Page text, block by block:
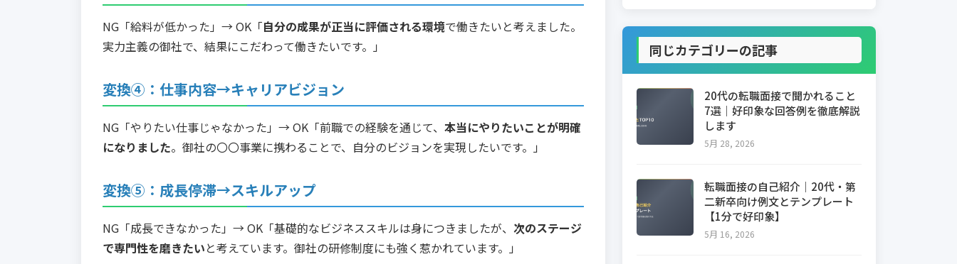
NG「給料が低かった」→ OK「自分の成果が正当に評価される環境で働きたいと考えました。
実力主義の御社で、結果にこだわって働きたいです。」
変換④：仕事内容→キャリアビジョン
NG「やりたい仕事じゃなかった」→ OK「前職での経験を通じて、 本当にやりたいことが明確
になりました。御社の〇〇事業に携わることで、自分のビジョンを実現したいです。」
変換⑤：成長停滞→スキルアップ
NG「成長できなかった」→ OK「基礎的なビジネススキルは身につきましたが、 次のステージ
で専門性を磨きたいと考えています。御社の研修制度にも強く惹かれています。」
同じカテゴリーの記事
20代の転職面接で聞かれること
7選｜好印象な回答例を徹底解説
します
5月 28, 2026
転職面接の自己紹介｜20代・第
二新卒向け例文とテンプレート
【1分で好印象】
5月 16, 2026